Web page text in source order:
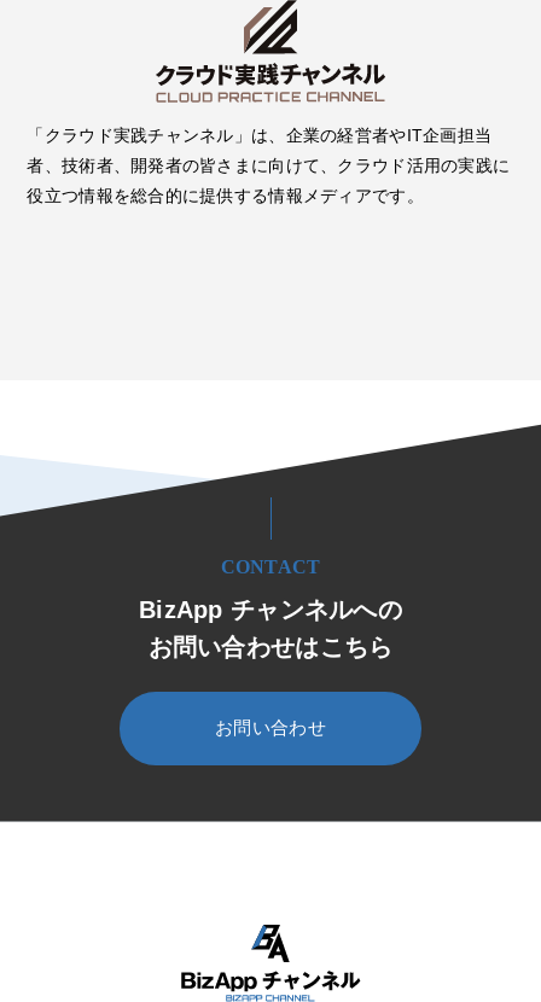
「クラウド実践チャンネル」は、企業の経営者やIT企画担当
者、技術者、開発者の皆さまに向けて、クラウド活用の実践に
役立つ情報を総合的に提供する情報メディアです。
CONTACT
BizApp チャンネルへの
お問い合わせはこちら
お問い合わせ